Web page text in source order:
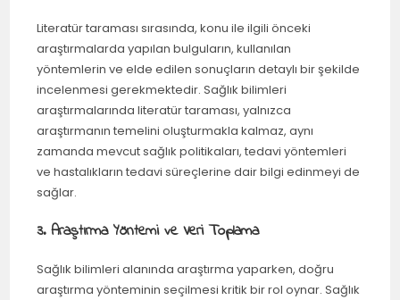
Literatür taraması sırasında, konu ile ilgili önceki
araştırmalarda yapılan bulguların, kullanılan
yöntemlerin ve elde edilen sonuçların detaylı bir şekilde
incelenmesi gerekmektedir. Sağlık bilimleri
araştırmalarında literatür taraması, yalnızca
araştırmanın temelini oluşturmakla kalmaz, aynı
zamanda mevcut sağlık politikaları, tedavi yöntemleri
ve hastalıkların tedavi süreçlerine dair bilgi edinmeyi de
sağlar.
3. Araştırma Yöntemi ve Veri Toplama
Sağlık bilimleri alanında araştırma yaparken, doğru
araştırma yönteminin seçilmesi kritik bir rol oynar. Sağlık